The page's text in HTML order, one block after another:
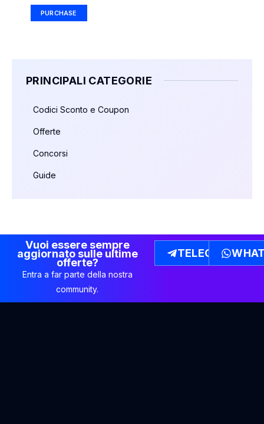
PURCHASE
PRINCIPALI CATEGORIE
Codici Sconto e Coupon
Offerte
Concorsi
Guide
Vuoi essere sempre
aggiornato sulle ultime
offerte?
Entra a far parte della nostra
community.
TELEGRAM